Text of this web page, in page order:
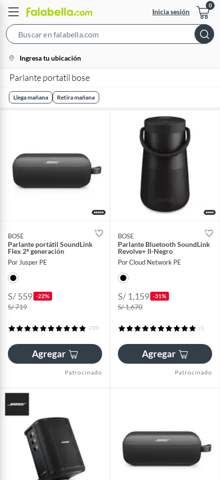
Inicia sesión
Bar
location-
icon
Ingresa tu ubicación
Parlante portatil bose
Llega mañana Retira mañana
BOSE
Parlante portátil SoundLink
Flex 2ª generación
Por Jusper PE
S/ 559 -22%
S/ 719
(727)
Agregar
Patrocinado
BOSE
Parlante Bluetooth SoundLink
Revolve+ II-Negro
Por Cloud Network PE
S/ 1,159 -31%
S/ 1,670
(1)
Agregar
Patrocinado